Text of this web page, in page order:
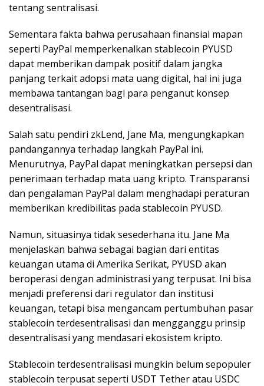
tentang sentralisasi.
Sementara fakta bahwa perusahaan finansial mapan
seperti PayPal memperkenalkan stablecoin PYUSD
dapat memberikan dampak positif dalam jangka
panjang terkait adopsi mata uang digital, hal ini juga
membawa tantangan bagi para penganut konsep
desentralisasi.
Salah satu pendiri zkLend, Jane Ma, mengungkapkan
pandangannya terhadap langkah PayPal ini.
Menurutnya, PayPal dapat meningkatkan persepsi dan
penerimaan terhadap mata uang kripto. Transparansi
dan pengalaman PayPal dalam menghadapi peraturan
memberikan kredibilitas pada stablecoin PYUSD.
Namun, situasinya tidak sesederhana itu. Jane Ma
menjelaskan bahwa sebagai bagian dari entitas
keuangan utama di Amerika Serikat, PYUSD akan
beroperasi dengan administrasi yang terpusat. Ini bisa
menjadi preferensi dari regulator dan institusi
keuangan, tetapi bisa mengancam pertumbuhan pasar
stablecoin terdesentralisasi dan mengganggu prinsip
desentralisasi yang mendasari ekosistem kripto.
Stablecoin terdesentralisasi mungkin belum sepopuler
stablecoin terpusat seperti USDT Tether atau USDC